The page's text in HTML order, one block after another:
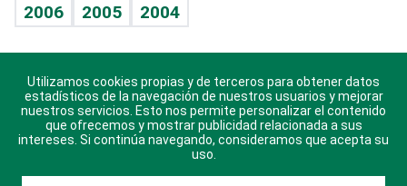
Sin complejos
En pocas palabras
Escuchando al corazón
Economía Personal
2006
2005 2004
Descarga nuestras aplicaciones para Android, iOS y
sistema Huawei.
Utilizamos cookies propias y de terceros para obtener datos
estadísticos de la navegación de nuestros usuarios y mejorar
nuestros servicios. Esto nos permite personalizar el contenido
que ofrecemos y mostrar publicidad relacionada a sus
intereses. Si continúa navegando, consideramos que acepta su
uso.